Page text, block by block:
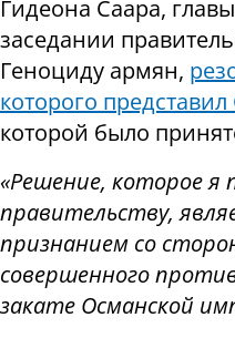
Гидеона Саара,
заседании
Геноциду армян,
которого
которой было
«Решение, которое я
правительству,
признанием со
совершенного
закате Османской